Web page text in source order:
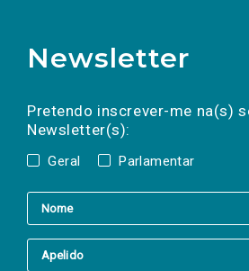
Newsletter
Pretendo inscrever-me na(s)
Newsletter(s):
Geral Parlamentar
a(s) newsletter(s).
mail